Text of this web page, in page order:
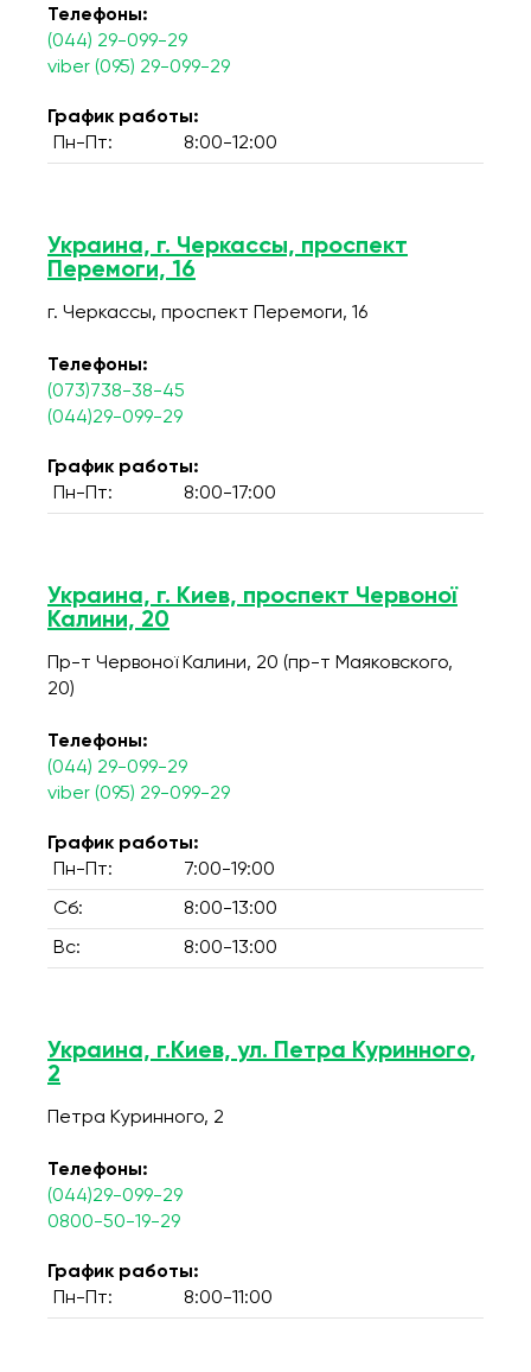
Телефоны:
(044) 29-099-29
viber (095) 29-099-29
График работы:
Пн-Пт:
8:00-12:00
Украина, г. Черкассы, проспект
Перемоги, 16
г. Черкассы, проспект Перемоги, 16
Телефоны:
(073)738-38-45
(044)29-099-29
График работы:
Пн-Пт:
8:00-17:00
Украина, г. Киев, проспект Червоної
Калини, 20
Пр-т Червоної Калини, 20 (пр-т Маяковского,
20)
Телефоны:
(044) 29-099-29
viber (095) 29-099-29
График работы:
Пн-Пт:
7:00-19:00
Сб: 8:00-13:00
Вс: 8:00-13:00
Украина, г.Киев, ул. Петра Куринного,
2
Петра Куринного, 2
Телефоны:
(044)29-099-29
0800-50-19-29
График работы:
Пн-Пт:
8:00-11:00